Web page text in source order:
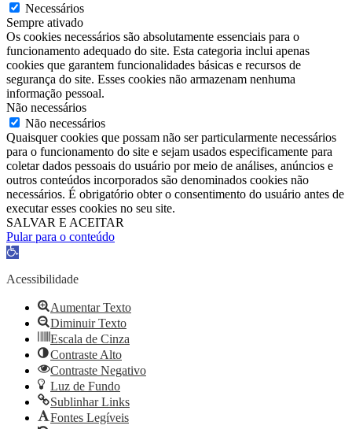
Necessários
Sempre ativado
Os cookies necessários são absolutamente essenciais para o
funcionamento adequado do site. Esta categoria inclui apenas
cookies que garantem funcionalidades básicas e recursos de
segurança do site. Esses cookies não armazenam nenhuma
informação pessoal.
Não necessários
Não necessários
Quaisquer cookies que possam não ser particularmente necessários
para o funcionamento do site e sejam usados ​​especificamente para
coletar dados pessoais do usuário por meio de análises, anúncios e
outros conteúdos incorporados são denominados cookies não
necessários. É obrigatório obter o consentimento do usuário antes de
executar esses cookies no seu site.
SALVAR E ACEITAR
Pular para o conteúdo
Barra
Ferramentas
Acessibilidade
Aumentar Texto
Diminuir Texto
Escala de Cinza
Contraste Alto
Contraste Negativo
Luz de Fundo
Sublinhar Links
Fontes Legíveis